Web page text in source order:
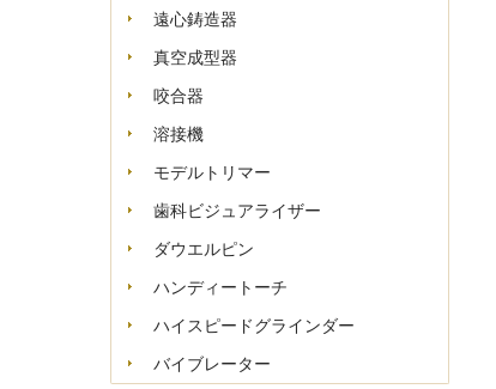
遠心鋳造器
真空成型器
咬合器
溶接機
モデルトリマー
歯科ビジュアライザー
ダウエルピン
ハンディートーチ
ハイスピードグラインダー
バイブレーター